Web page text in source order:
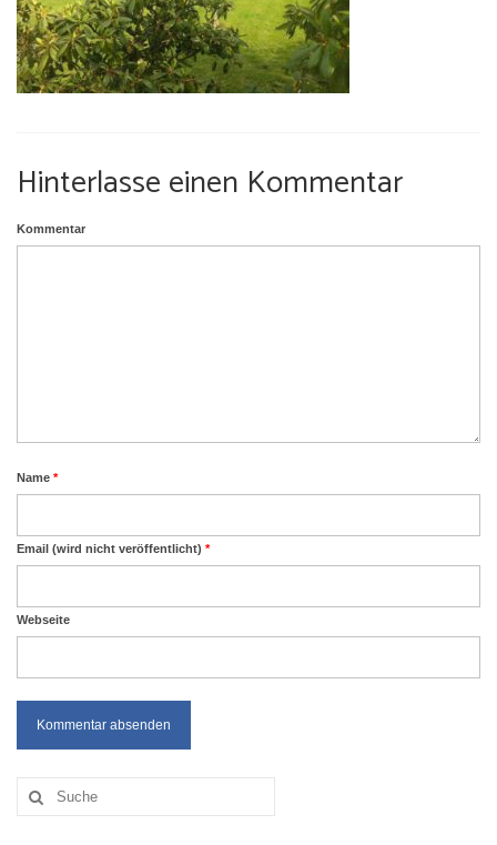
Umgebung
Urlaub mit Hund
Hinterlasse einen Kommentar
Kommentar
Name *
Email (wird nicht veröffentlicht) *
Webseite
Suche
nach: